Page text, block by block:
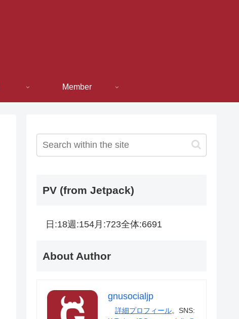
Member
PV (from Jetpack)
日:18週:154月:723全体:6691
About Author
gnusocialjp
詳細プロフィール。SNS: